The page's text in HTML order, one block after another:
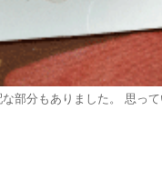
、出来上がった名刺を見て